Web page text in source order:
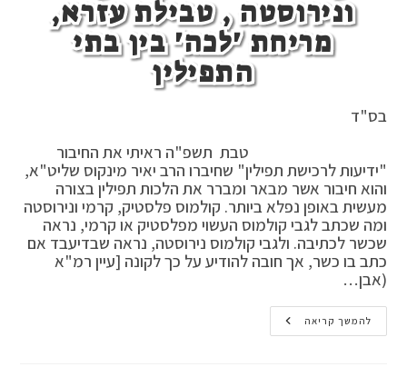
ונירוסטה , טבילת עזרא,
מריחת 'לכה' בין בתי
התפילין
בס"ד
טבת תשפ"ה ראיתי את החיבור
"ידיעות לרכישת תפילין" שחיברו הרב יאיר מינקוס שליט"א,
והוא חיבור אשר מבאר ומברר את הלכות תפילין בצורה
מעשית באופן נפלא ביותר. קולמוס פלסטיק, קרמי ונירוסטה
ומה שכתב לגבי קולמוס העשוי מפלסטיק או קרמי, נראה
שכשר לכתיבה. ולגבי קולמוס נירוסטה, נראה שבדיעבד אם
כתב בו כשר, אך חובה להודיע על כך לקונה [עיין רמ"א
(אבן…
להמשך קריאה קולמוס
פלסטיק